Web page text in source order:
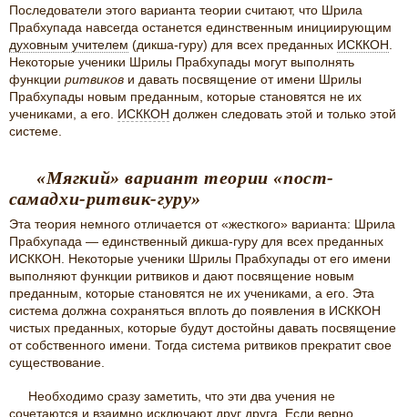
Последователи этого варианта теории считают, что Шрила
Прабхупада навсегда останется единственным инициирующим
духовным учителем (дикша-гуру) для всех преданных ИСККОН
Некоторые ученики Шрилы Прабхупады могут выполнять
функции ритвиков и давать посвящение от имени Шрилы
Прабхупады новым преданным, которые становятся не их
учениками, а его. ИСККОН должен следовать этой и только этой
системе.
«Мягкий» вариант теории «пост-
самадхи-ритвик-гуру»
Эта теория немного отличается от «жесткого» варианта: Шрила
Прабхупада — единственный дикша-гуру для всех преданных
ИСККОН. Некоторые ученики Шрилы Прабхупады от его имени
выполняют функции ритвиков и дают посвящение новым
преданным, которые становятся не их учениками, а его. Эта
система должна сохраняться вплоть до появления в ИСККОН
чистых преданных, которые будут достойны давать посвящение
от собственного имени. Тогда система ритвиков прекратит свое
существование.
Необходимо сразу заметить, что эти два учения не
сочетаются и взаимно исключают друг друга. Если верно